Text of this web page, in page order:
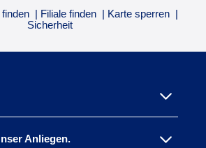
Filiale finden
Karte sperren
Sicherheit
Anliegen.